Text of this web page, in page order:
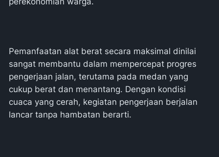
Pemanfaatan alat berat secara maksimal dinilai
sangat membantu dalam mempercepat progres
pengerjaan jalan, terutama pada medan yang
cukup berat dan menantang. Dengan kondisi
cuaca yang cerah, kegiatan pengerjaan berjalan
lancar tanpa hambatan berarti.